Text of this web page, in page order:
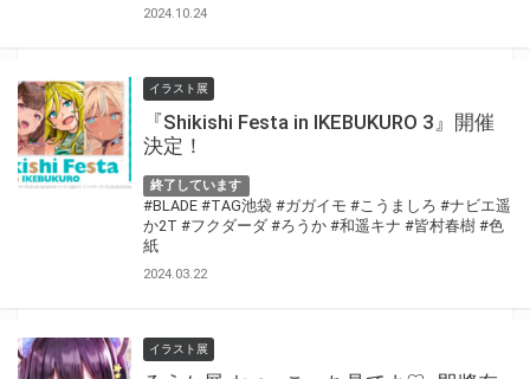
2024.10.24
イラスト展
『Shikishi Festa in IKEBUKURO 3』開催
決定！
終了しています
#BLADE #TAG池袋 #ガガイモ #こうましろ #ナビエ遥
か2T #フクダーダ #ろうか #和遥キナ #皆村春樹 #色
紙
2024.03.22
イラスト展